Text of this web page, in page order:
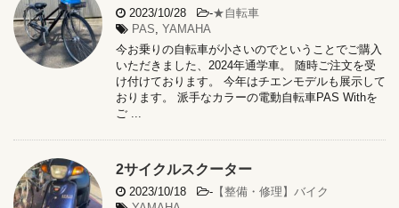
2023/10/28 -★自転車
PAS, YAMAHA
今お乗りの自転車が小さいのでということでご購入
いただきました、2024年通学車。 随時ご注文を受
け付けております。 今年はチエンモデルも展示して
おります。 派手なカラーの電動自転車PAS Withを
ご ...
2サイクルスクーター
2023/10/18 - 【整備・修理】バイク